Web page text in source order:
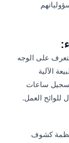
على الوجه
الآلية
ساعات
للوائح العمل.
كشوف